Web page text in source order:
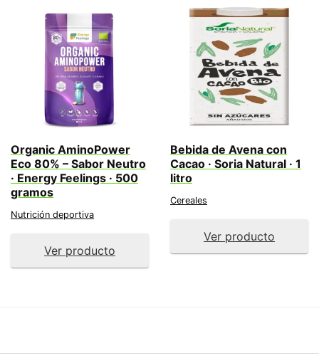
Organic AminoPower
Eco 80% – Sabor Neutro
· Energy Feelings · 500
gramos
Nutrición deportiva
Ver producto
Bebida de Avena con
Cacao · Soria Natural · 1
litro
Cereales
Ver producto